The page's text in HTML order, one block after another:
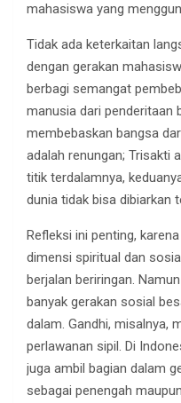
mahasiswa yang
Tidak ada keterkaitan
dengan gerakan
berbagi semangat
manusia dari penderitaan
membebaskan bangsa
adalah renungan; Trisakti
titik terdalamnya,
dunia tidak bisa dibiarkan
Refleksi ini penting,
dimensi spiritual dan
berjalan beriringan.
banyak gerakan sosial
dalam. Gandhi, misalnya,
perlawanan sipil. Di
juga ambil bagian dalam
sebagai penengah